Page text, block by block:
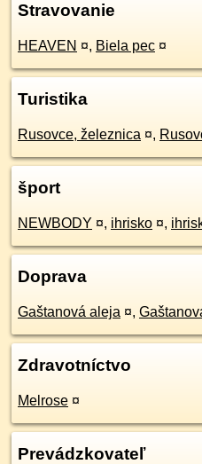
Stravovanie
HEAVEN ¤, Biela pec ¤
Turistika
Rusovce, železnica ¤,
šport
NEWBODY ¤, ihrisko ¤,
Doprava
Gaštanová aleja ¤,
Zdravotníctvo
Melrose ¤
Prevádzkovateľ